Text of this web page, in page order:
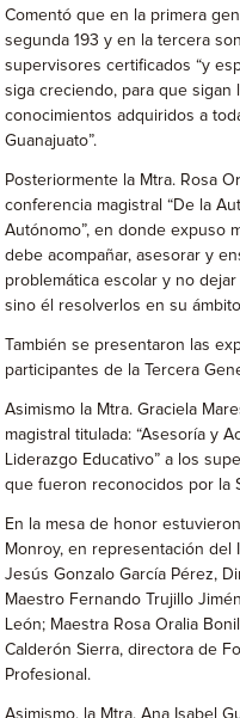
Comentó que en la primera
segunda 193 y en la tercera
supervisores certificados “y
siga creciendo, para que
conocimientos adquiridos a
Guanajuato”.
Posteriormente la Mtra. Rosa
conferencia magistral “De la
Autónomo”, en donde expuso
debe acompañar, asesorar y
problemática escolar y no
sino él resolverlos en su
También se presentaron las
participantes de la Tercera
Asimismo la Mtra. Graciela
magistral titulada: “Asesoría y
Liderazgo Educativo” a los
que fueron reconocidos por la
En la mesa de honor
Monroy, en representación del
Jesús Gonzalo García Pérez,
Maestro Fernando Trujillo
León; Maestra Rosa Oralia
Calderón Sierra, directora de
Profesional.
Asimismo, la Mtra. Ana Isabel